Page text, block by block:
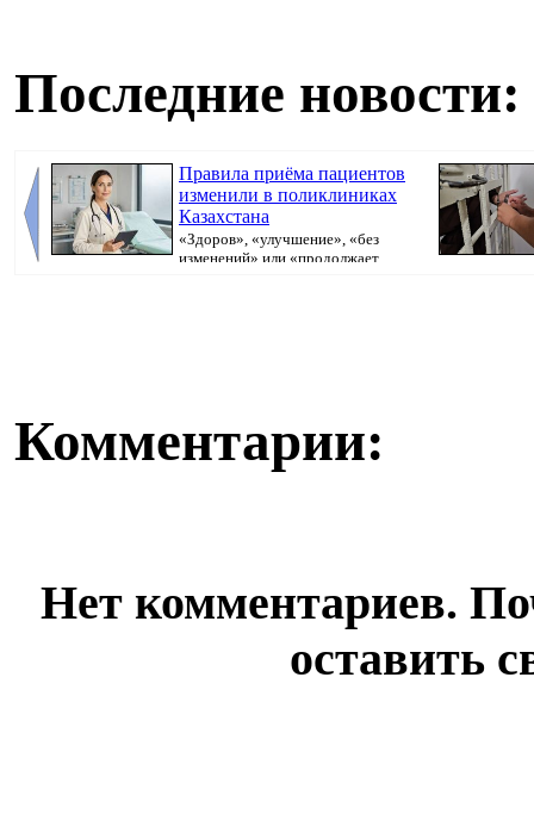
Последние новости:
Правила приёма пациентов
изменили в поликлиниках
Казахстана
«Здоров», «улучшение», «без
изменений» или «продолжает
Комментарии:
Нет комментариев.
оставить